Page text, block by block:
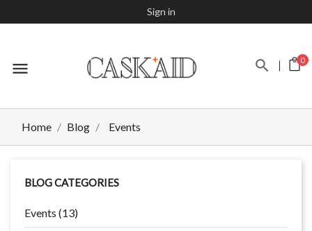
Sign in
menu 0
Home Blog Events
BLOG CATEGORIES
Events (13)